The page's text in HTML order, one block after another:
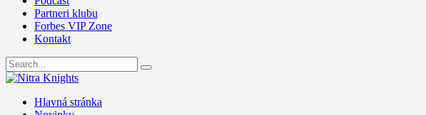
Partneri klubu
Forbes VIP Zone
Kontakt
Hlavná stránka